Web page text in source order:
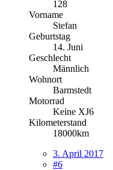
128
Vorname
Stefan
Geburtstag
14. Juni
Geschlecht
Männlich
Wohnort
Barmstedt
Motorrad
Keine XJ6
Kilometerstand
18000km
3. April 2017
#6